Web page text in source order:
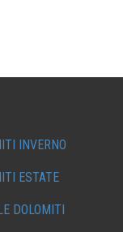
INVERNO
ESTATE
DOLOMITI